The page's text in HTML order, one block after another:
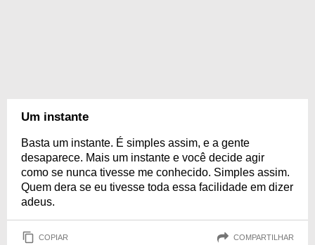
Um instante
Basta um instante. É simples assim, e a gente
desaparece. Mais um instante e você decide agir
como se nunca tivesse me conhecido. Simples assim.
Quem dera se eu tivesse toda essa facilidade em dizer
adeus.
COPIAR COMPARTILHAR